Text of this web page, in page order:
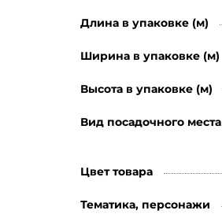
Длина в упаковке (м)
Ширина в упаковке (м)
Высота в упаковке (м)
Вид посадочного места
Цвет товара
Тематика, персонажи